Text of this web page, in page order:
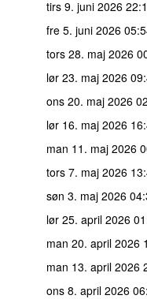
tirs 9. juni 2026
fre 5. juni 2026
tors 28. maj 2026
lør 23. maj 2026
ons 20. maj 2026
lør 16. maj 2026
man 11. maj 2026
tors 7. maj 2026
søn 3. maj 2026
lør 25. april 2026
man 20. april 2026
man 13. april 2026
ons 8. april 2026